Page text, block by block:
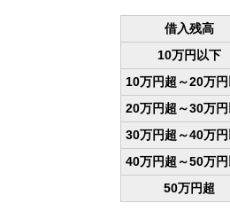
借入残高
10万円以下
10万円超～20万
20万円超～30万
30万円超～40万
40万円超～50万
50万円超